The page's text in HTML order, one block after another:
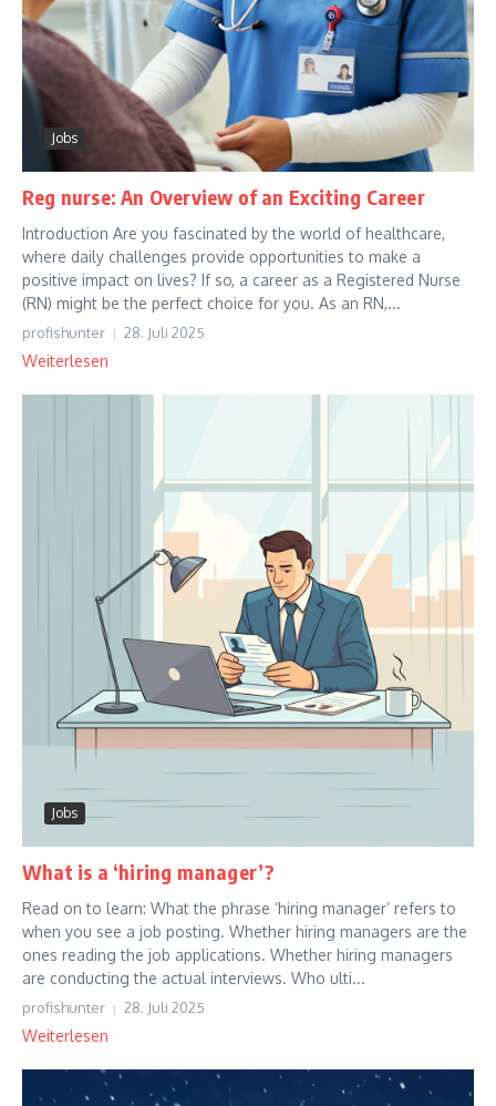
Jobs
Reg nurse: An Overview of an Exciting Career
Introduction Are you fascinated by the world of healthcare,
where daily challenges provide opportunities to make a
positive impact on lives? If so, a career as a Registered Nurse
(RN) might be the perfect choice for you. As an RN,...
profishunter 28. Juli 2025
Weiterlesen
Jobs
What is a ‘hiring manager’?
Read on to learn: What the phrase ‘hiring manager’ refers to
when you see a job posting. Whether hiring managers are the
ones reading the job applications. Whether hiring managers
are conducting the actual interviews. Who ulti...
profishunter 28. Juli 2025
Weiterlesen